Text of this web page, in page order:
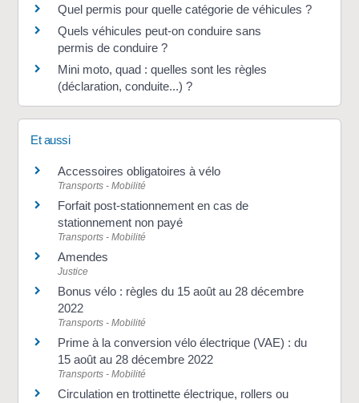
Quel permis pour quelle catégorie de véhicules ?
Quels véhicules peut-on conduire sans
permis de conduire ?
Mini moto, quad : quelles sont les règles
(déclaration, conduite...) ?
Et aussi
Accessoires obligatoires à vélo
Transports - Mobilité
Forfait post-stationnement en cas de
stationnement non payé
Transports - Mobilité
Amendes
Justice
Bonus vélo : règles du 15 août au 28 décembre
2022
Transports - Mobilité
Prime à la conversion vélo électrique (VAE) : du
15 août au 28 décembre 2022
Transports - Mobilité
Circulation en trottinette électrique, rollers ou